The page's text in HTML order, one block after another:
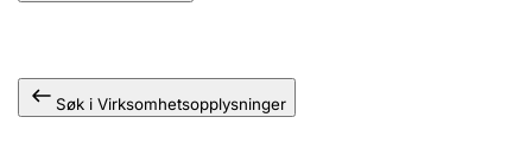
Søk i Virksomhetsopplysninger